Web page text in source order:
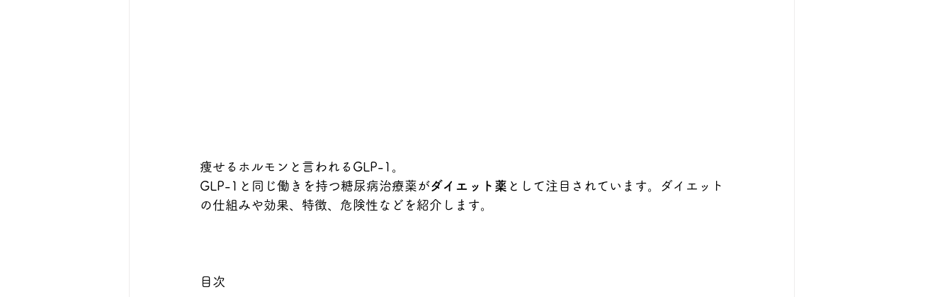
痩せるホルモンと言われるGLP-1。
GLP-1と同じ働きを持つ糖尿病治療薬がダイエット薬 として注目されています。ダイエット
の仕組みや効果、特徴、危険性などを紹介します。
目次